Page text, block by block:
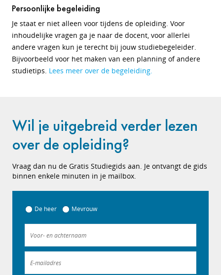
Persoonlijke begeleiding
Je staat er niet alleen voor tijdens de opleiding. Voor
inhoudelijke vragen ga je naar de docent, voor allerlei
andere vragen kun je terecht bij jouw studiebegeleider.
Bijvoorbeeld voor het maken van een planning of andere
studietips. Lees meer over de begeleiding.
Wil je uitgebreid verder lezen
over de opleiding?
Vraag dan nu de Gratis Studiegids aan. Je ontvangt de gids
binnen enkele minuten in je mailbox.
De heer Mevrouw